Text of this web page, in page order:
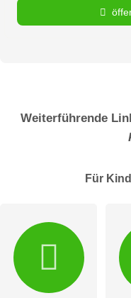
Privat Spa Chalet
Ruhe auf 60 qm,
Personen bietet es
großzügigen
ausgestattete Küche
Weiterführende
Für